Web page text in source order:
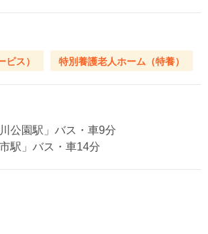
ス） 特別養護老人ホーム（特養）
公園駅」バス・車9分
駅」バス・車14分